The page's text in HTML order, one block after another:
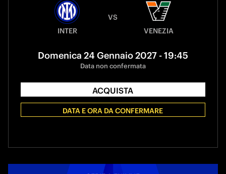
INTER
VS
VENEZIA
Domenica 24 Gennaio 2027 - 19:45
Data non confermata
ACQUISTA
DATA E ORA DA CONFERMARE